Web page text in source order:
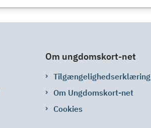
Om ungdomskort-net
Tilgængelighedserklæring
Om Ungdomskort-net
Cookies